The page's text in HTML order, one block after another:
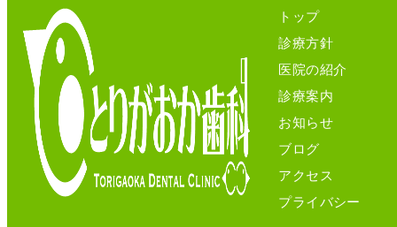
トップ
診療方針
医院の紹介
診療案内
お知らせ
ブログ
アクセス
プライバシー